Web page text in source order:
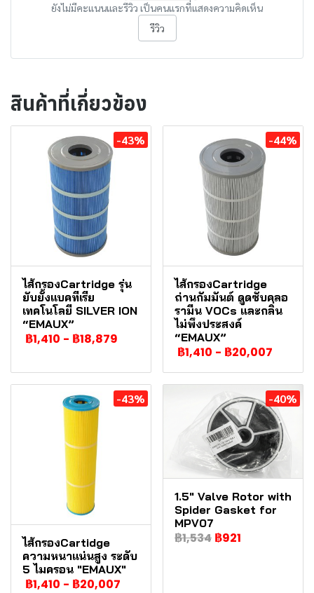
ยังไม่มีคะแนนและรีวิว เป็นคนแรกที่แสดงความคิดเห็น
รีวิว
สินค้าที่เกี่ยวข้อง
-43%
ไส้กรองCartridge รุ่น
ยับยั้งแบคทีเรีย
เทคโนโลยี SILVER ION
“EMAUX”
฿1,410 - ฿18,879
-44%
ไส้กรองCartridge
ถ่านกัมมันต์ ดูดซับคลอ
รามีน VOCs และกลิ่น
ไม่พึงประสงค์
“EMAUX”
฿1,410 - ฿20,007
-43%
ไส้กรองCartidge
ความหนาแน่นสูง ระดับ
5 ไมครอน "EMAUX"
฿1,410 - ฿20,007
-40%
1.5" Valve Rotor with
Spider Gasket for
MPV07
฿1,534 ฿921